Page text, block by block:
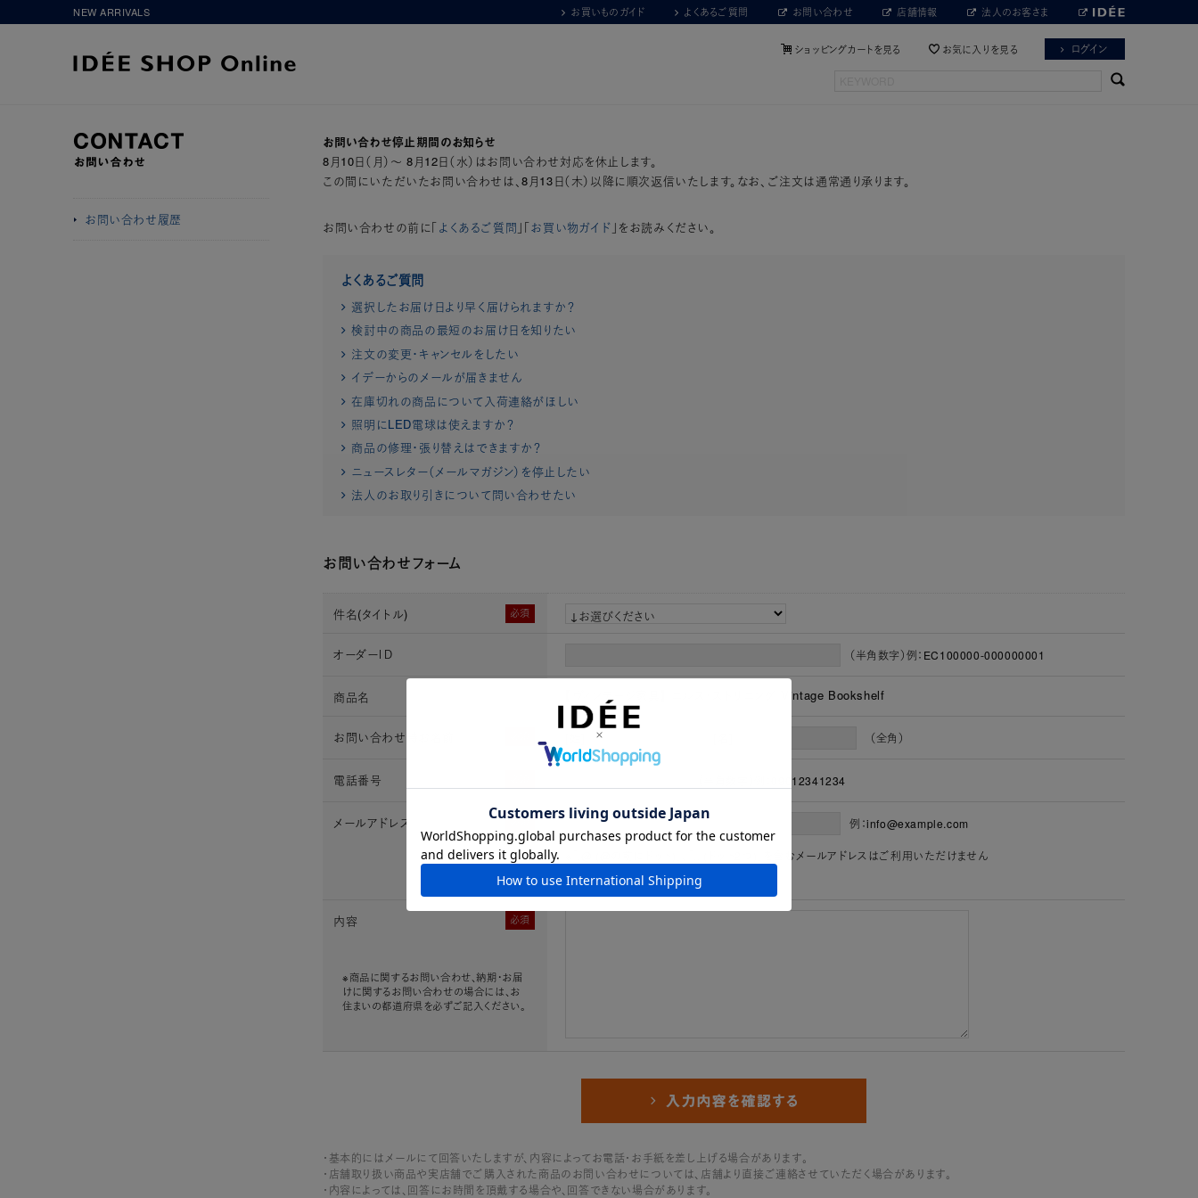
NEW ARRIVALS お買いものガイド よくあるご質問 お問い合わせ 店舗情報 法人のお客さま
ショッピングカートを見る お気に入りを見る ログイン
お問い合わせ履歴
お問い合わせ停止期間のお知らせ
8月10日（月）～ 8月12日（水）はお問い合わせ対応を休止します。
この間にいただいたお問い合わせは、8月13日（木）以降に順次返信いたします。なお、ご注文は通常通り承ります。
お問い合わせの前に「よくあるご質問 」「お買い物ガイド 」をお読みください。
よくあるご質問
選択したお届け日より早く届けられますか？
検討中の商品の最短のお届け日を知りたい
注文の変更・キャンセルをしたい
イデーからのメールが届きません
在庫切れの商品について入荷連絡がほしい
照明にLED電球は使えますか？
商品の修理・張り替えはできますか？
ニュースレター（メールマガジン）を停止したい
法人のお取り引きについて問い合わせたい
お問い合わせフォーム
必須
件名(タイトル)
オーダーＩＤ （半角数字）例：EC100000-000000001
商品名 【ヴィンテージ家具】 ニルス・ストリニング Vintage Bookshelf
お問い合わせ時お名前 （全角）
電話番号 （半角数字）例：09012341234
必須
メールアドレス 例：info@example.com
※「.@ (@の前にドット)」、「.. (ドット2つ)」を含むメールアドレスはご利用いただけません
必須
内容
※商品に関するお問い合わせ、納期・お届
けに関するお問い合わせの場合には、お
住まいの都道府県を必ずご記入ください。
・基本的にはメールにて回答いたしますが、内容によってお電話・お手紙を差し上げる場合があります。
・店舗取り扱い商品や実店舗でご購入された商品のお問い合わせについては、店舗より直接ご連絡させていただく場合があります。
・内容によっては、回答にお時間を頂戴する場合や、回答できない場合があります。